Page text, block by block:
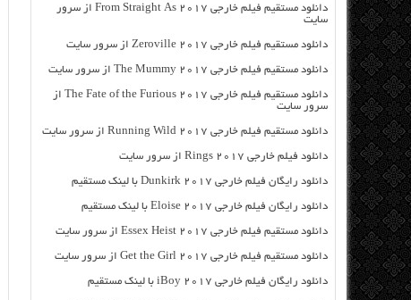
دانلود مستقیم فیلم خارجی From Straight As 2017 از سرور
سایت
دانلود مستقیم فیلم خارجی Zeroville 2017 از سرور سایت
دانلود مستقیم فیلم خارجی The Mummy 2017 از سرور سایت
دانلود مستقیم فیلم خارجی The Fate of the Furious 2017 از
سرور سایت
دانلود مستقیم فیلم خارجی Running Wild 2017 از سرور سایت
دانلود فیلم خارجی Rings 2017 از سرور سایت
دانلود رایگان فیلم خارجی Dunkirk 2017 با لینک مستقیم
دانلود رایگان فیلم خارجی Eloise 2017 با لینک مستقیم
دانلود مستقیم فیلم خارجی Essex Heist 2017 از سرور سایت
دانلود مستقیم فیلم خارجی Get the Girl 2017 از سرور سایت
دانلود رایگان فیلم خارجی iBoy 2017 با لینک مستقیم